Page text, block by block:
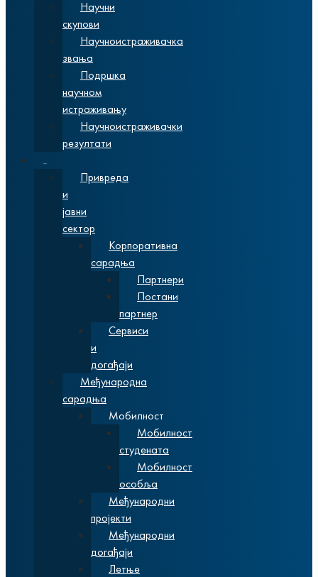
Научни
скупови
Научноистраживачка
звања
Подршка
научном
истраживању
Научноистраживачки
резултати
Привреда
и
јавни
сектор
Корпоративна
сарадња
Партнери
Постани
партнер
Сервиси
и
догађаји
Међународна
сарадња
Мобилност
Мобилност
студената
Мобилност
особља
Међународни
пројекти
Међународни
догађаји
Летње